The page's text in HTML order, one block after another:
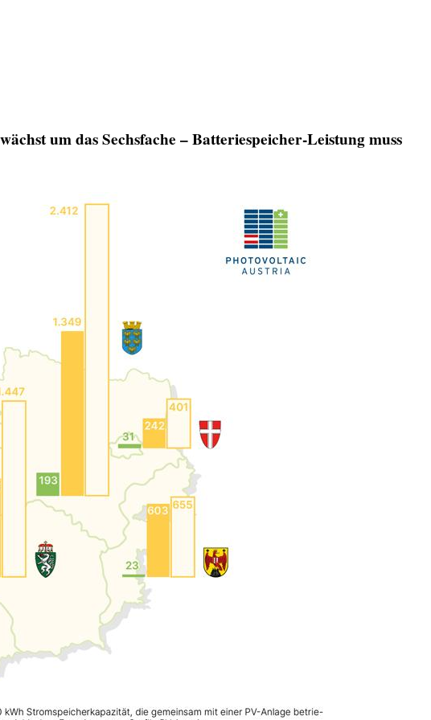
um das Sechsfache – Batteriespeicher-Leistung muss